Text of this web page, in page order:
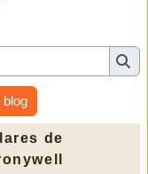
blog
de